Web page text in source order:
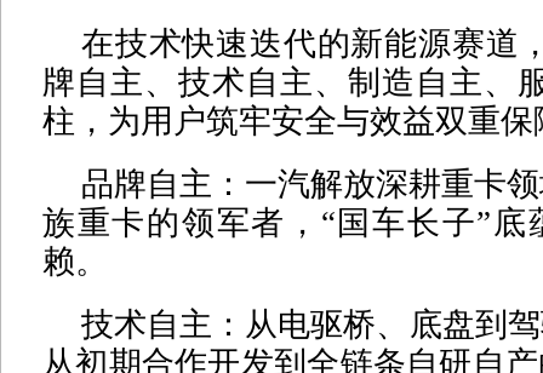
在技术快速迭代的新能源赛道
牌自主、技术自主、制造自主、
柱，为用户筑牢安全与效益双重保
品牌自主：一汽解放深耕重卡
族重卡的领军者，“国车长子”底
赖。
技术自主：从电驱桥、底盘到
从初期合作开发到全链条自研自